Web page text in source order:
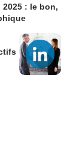
2025 : le bon,